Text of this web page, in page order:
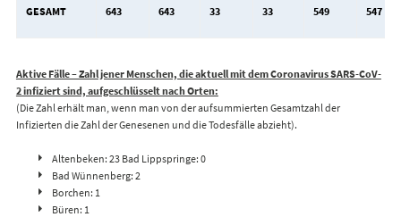
GESAMT 643 643 33 33 549 547
Aktive Fälle – Zahl jener Menschen, die aktuell mit dem Coronavirus SARS-CoV-
2 infiziert sind, aufgeschlüsselt nach Orten:
(Die Zahl erhält man, wenn man von der aufsummierten Gesamtzahl der
Infizierten die Zahl der Genesenen und die Todesfälle abzieht).
Altenbeken: 23 Bad Lippspringe: 0
Bad Wünnenberg: 2
Borchen: 1
Büren: 1